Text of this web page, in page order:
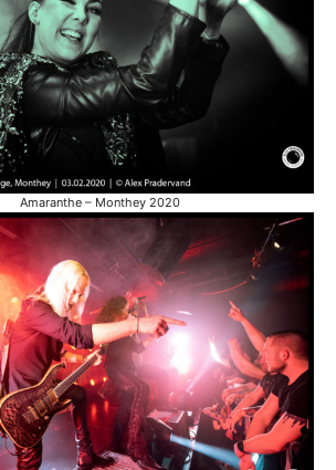
Amaranthe – Monthey 2020